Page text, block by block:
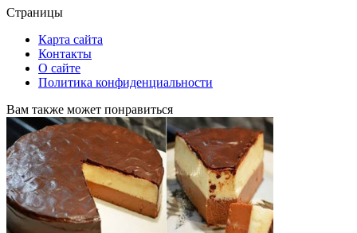
Страницы
Карта сайта
Контакты
О сайте
Политика конфиденциальности
Вам также может понравиться